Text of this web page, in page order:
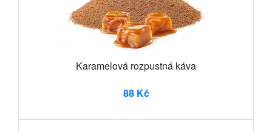
Karamelová rozpustná káva
88 Kč